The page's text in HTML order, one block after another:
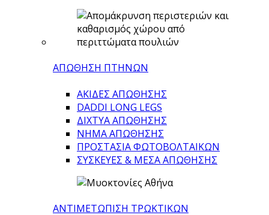
ΑΠΩΘΗΣΗ ΠΤΗΝΩΝ
ΑΚΙΔΕΣ ΑΠΩΘΗΣΗΣ
DADDI LONG LEGS
ΔΙΧΤΥΑ ΑΠΩΘΗΣΗΣ
ΝΗΜΑ ΑΠΩΘΗΣΗΣ
ΠΡΟΣΤΑΣΙΑ ΦΩΤΟΒΟΛΤΑΙΚΩΝ
ΣΥΣΚΕΥΕΣ & ΜΕΣΑ ΑΠΩΘΗΣΗΣ
ΑΝΤΙΜΕΤΩΠΙΣΗ ΤΡΩΚΤΙΚΩΝ